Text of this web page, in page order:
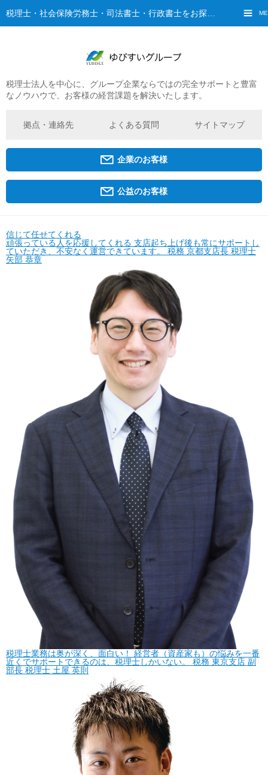
税理士法人を中心に、グループ企業ならではの完全サポートと豊富
なノウハウで、お客様の経営課題を解決いたします。
拠点・連絡先 よくある質問 サイトマップ
企業のお客様
公益のお客様
ご挨拶
グループ概要
ゆびすいのあゆみ
京都オフィス
企業経営者・個人事業主の方
相続・贈与・事業承継をお考えの方
寺院などの宗教法人経営者の方
認定こども園経営者の方
幼稚園・学校法人経営者の方
介護専門チームからのお知らせ
信じて任せてくれる
頑張っている人を応援してくれる 支店起ち上げ後も常にサポートし
ていただき、不安なく運営できています。
税務 京都支店長 税理士
矢部 恭章
税理士業務は奥が深く、面白い！
経営者（資産家も）の悩みを一番
近くでサポートできるのは、税理士しかいない。
税務 東京支店 副
部長 税理士 土屋 英則